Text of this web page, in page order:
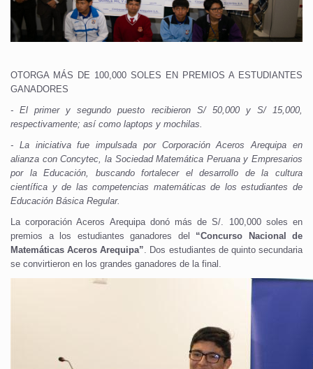
OTORGA MÁS DE 100,000 SOLES EN PREMIOS A ESTUDIANTES
GANADORES
- El primer y segundo puesto recibieron S/ 50,000 y S/ 15,000,
respectivamente; así como laptops y mochilas.
- La iniciativa fue impulsada por Corporación Aceros Arequipa en
alianza con Concytec, la Sociedad Matemática Peruana y Empresarios
por la Educación, buscando fortalecer el desarrollo de la cultura
científica y de las competencias matemáticas de los estudiantes de
Educación Básica Regular.
La corporación Aceros Arequipa donó más de S/. 100,000 soles en
premios a los estudiantes ganadores del “Concurso Nacional de
Matemáticas Aceros Arequipa”. Dos estudiantes de quinto secundaria
se convirtieron en los grandes ganadores de la final.